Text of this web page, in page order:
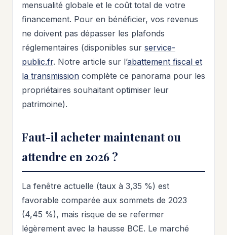
mensualité globale et le coût total de votre
financement. Pour en bénéficier, vos revenus
ne doivent pas dépasser les plafonds
réglementaires (disponibles sur service-
public.fr. Notre article sur l’abattement fiscal et
la transmission complète ce panorama pour les
propriétaires souhaitant optimiser leur
patrimoine).
Faut-il acheter maintenant ou
attendre en 2026 ?
La fenêtre actuelle (taux à 3,35 %) est
favorable comparée aux sommets de 2023
(4,45 %), mais risque de se refermer
légèrement avec la hausse BCE. Le marché